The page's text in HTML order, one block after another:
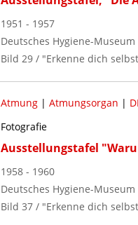
1951 - 1957
Deutsches Hygiene-Museum
Bild 29 / "Erkenne dich
Atmung| Atmungsorgan |
Fotografie
Ausstellungstafel
1958 - 1960
Deutsches Hygiene-Museum
Bild 37 / "Erkenne dich